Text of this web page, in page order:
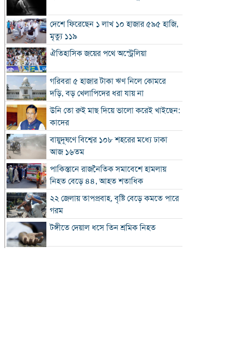
দেশে ফিরেছেন ১ লাখ ১০ হাজার ৫৯৫ হাজি,
মৃত্যু ১১৯
ঐতিহাসিক জয়ের পথে অস্ট্রেলিয়া
গরিবরা ৫ হাজার টাকা ঋণ নিলে কোমরে
দড়ি, বড় খেলাপিদের ধরা যায় না
উনি তো রুই মাছ দিয়ে ভালো করেই খাইছেন:
কাদের
বায়ুদূষণে বিশ্বের ১০৮ শহরের মধ্যে ঢাকা
আজ ১৬তম
পাকিস্তানে রাজনৈতিক সমাবেশে হামলায়
নিহত বেড়ে ৪৪, আহত শতাধিক
২২ জেলায় তাপপ্রবাহ, বৃষ্টি বেড়ে কমতে পারে
গরম
টঙ্গীতে দেয়াল ধসে তিন শ্রমিক নিহত